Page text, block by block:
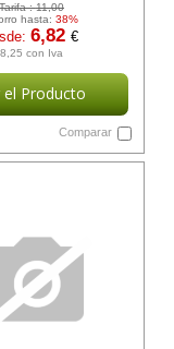
Tarifa :11,00
hasta:38%
6,82€
8,25 con Iva
el Producto
Comparar